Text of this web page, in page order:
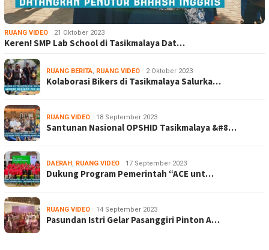
RUANG VIDEO 21 Oktober 2023
Keren! SMP Lab School di Tasikmalaya Dat…
RUANG BERITA, RUANG VIDEO 2 Oktober 2023
Kolaborasi Bikers di Tasikmalaya Salurka…
RUANG VIDEO 18 September 2023
Santunan Nasional OPSHID Tasikmalaya &#8…
DAERAH , RUANG VIDEO 17 September 2023
Dukung Program Pemerintah “ACE unt…
RUANG VIDEO 14 September 2023
Pasundan Istri Gelar Pasanggiri Pinton A…